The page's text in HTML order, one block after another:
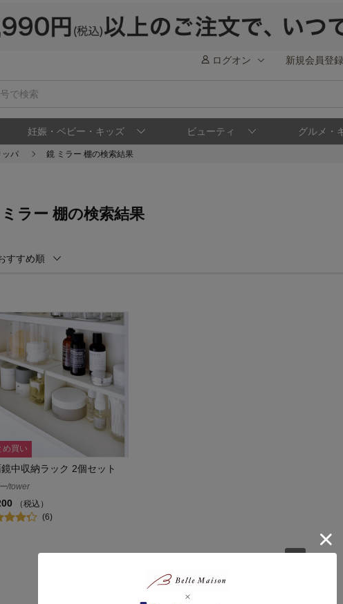
ログオン 新規会員登録
妊娠・ベビー・キッズ ビューティ グルメ・
ッパ 鏡 ミラー 棚の検索結果
ラー 棚の検索結果
すすめ順
め買い
中収納ラック 2個セット
/tower
（税込）
(6)